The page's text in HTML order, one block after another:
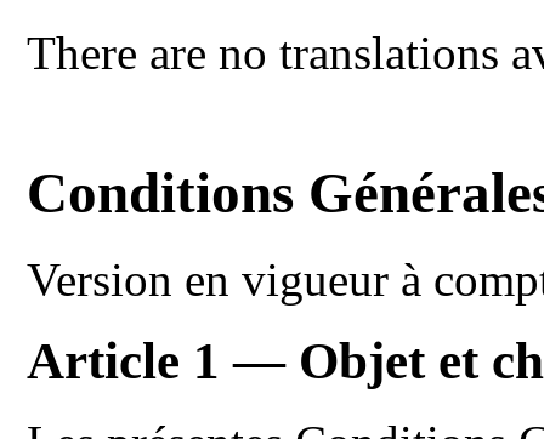
There are no translations
Conditions
Version en vigueur à
Article 1 — Objet et